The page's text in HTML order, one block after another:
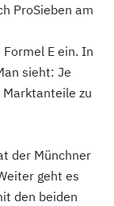
ProSieben am
E ein. In
sieht: Je
zu
der Münchner
geht es
den beiden